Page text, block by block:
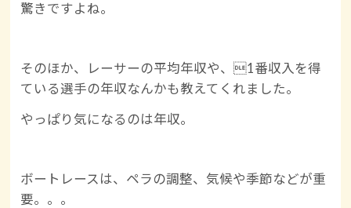
驚きですよね。
そのほか、レーサーの平均年収や、1番収入を得
ている選手の年収なんかも教えてくれました。
やっぱり気になるのは年収。
ボートレースは、ペラの調整、気候や季節などが重
要。。。